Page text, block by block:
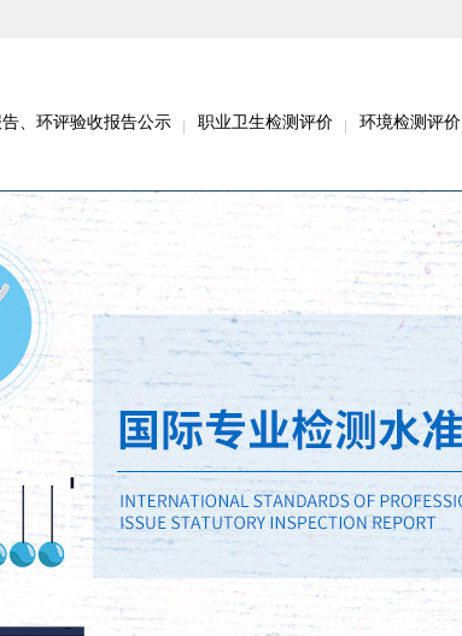
、环评验收报告公示 职业卫生检测评价 环境检测评价